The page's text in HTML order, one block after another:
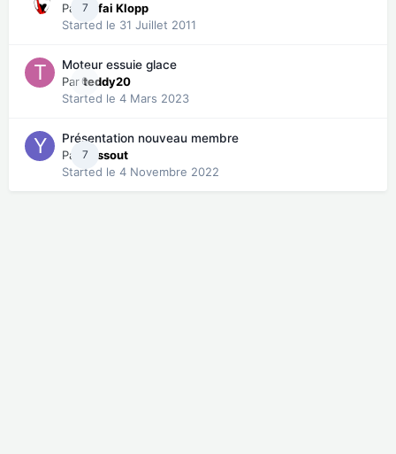
7
ParKafai Klopp
Started le 31 Juillet 2011
0
Moteur essuie glace
Parteddy20
Started le 4 Mars 2023
7
Présentation nouveau membre
Paryassout
Started le 4 Novembre 2022